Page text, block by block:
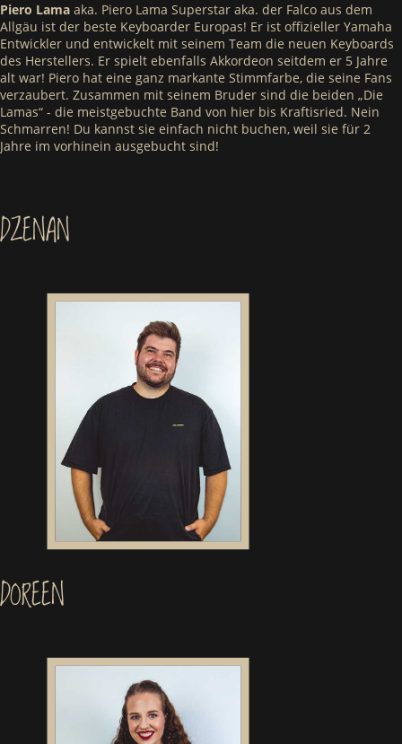
Piero Lama aka. Piero Lama Superstar aka. der Falco aus dem
Allgäu ist der beste Keyboarder Europas! Er ist offizieller Yamaha
Entwickler und entwickelt mit seinem Team die neuen Keyboards
des Herstellers. Er spielt ebenfalls Akkordeon seitdem er 5 Jahre
alt war! Piero hat eine ganz markante Stimmfarbe, die seine Fans
verzaubert. Zusammen mit seinem Bruder sind die beiden „Die
Lamas“ - die meistgebuchte Band von hier bis Kraftisried. Nein
Schmarren! Du kannst sie einfach nicht buchen, weil sie für 2
Jahre im vorhinein ausgebucht sind!
DZENAN
DOREEN